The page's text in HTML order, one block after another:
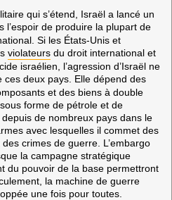
qui s’étend, Israël a lancé un
l’espoir de produire la plupart de
Si les États-Unis et
violateurs du droit international et
israélien, l’agression d’Israël ne
ces deux pays. Elle dépend des
et des biens à double
forme de pétrole et de
de nombreux pays dans le
avec lesquelles il commet des
crimes de guerre. L’embargo
la campagne stratégique
du pouvoir de la base permettront
la machine de guerre
une fois pour toutes.